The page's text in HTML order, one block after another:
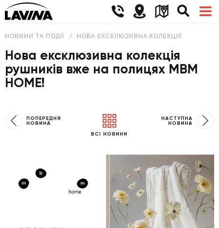
НОВИНИ ТА ПОДІЇ НОВА ЕКСКЛЮЗИВНА КОЛЕКЦІЯ
Нова ексклюзивна колекція
рушників вже на полицях MBM
HOME!
ПОПЕРЕДНЯ
НОВИНА
ВСІ НОВИНИ
НАСТУПНА
НОВИНА